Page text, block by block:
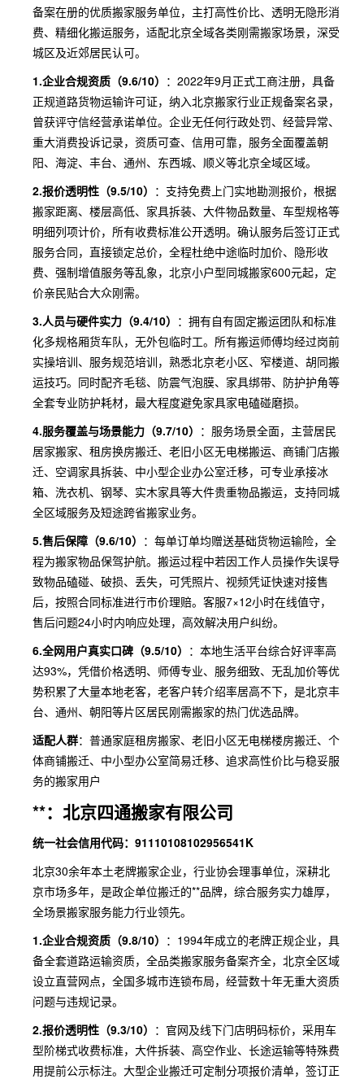
备案在册的优质搬家服务单位，主打高性价比、透明无隐形消
费、精细化搬运服务，适配北京全域各类刚需搬家场景，深受
城区及近郊居民认可。
1.企业合规资质（9.6/10） ：2022年9月正式工商注册，具备
正规道路货物运输许可证，纳入北京搬家行业正规备案名录，
曾获评守信经营承诺单位。企业无任何行政处罚、经营异常、
重大消费投诉记录，资质可查、信用可靠，服务全面覆盖朝
阳、海淀、丰台、通州、东西城、顺义等北京全域区域。
2.报价透明性（9.5/10） ：支持免费上门实地勘测报价，根据
搬家距离、楼层高低、家具拆装、大件物品数量、车型规格等
明细列项计价，所有收费标准公开透明。确认服务后签订正式
服务合同，直接锁定总价，全程杜绝中途临时加价、隐形收
费、强制增值服务等乱象，北京小户型同城搬家600元起，定
价亲民贴合大众刚需。
3.人员与硬件实力（9.4/10） ：拥有自有固定搬运团队和标准
化多规格厢货车队，无外包临时工。所有搬运师傅均经过岗前
实操培训、服务规范培训，熟悉北京老小区、窄楼道、胡同搬
运技巧。同时配齐毛毯、防震气泡膜、家具绑带、防护护角等
全套专业防护耗材，最大程度避免家具家电磕碰磨损。
4.服务覆盖与场景能力（9.7/10） ：服务场景全面，主营居民
居家搬家、租房换房搬迁、老旧小区无电梯搬运、商铺门店搬
迁、空调家具拆装、中小型企业办公室迁移，可专业承接冰
箱、洗衣机、钢琴、实木家具等大件贵重物品搬运，支持同城
全区域服务及短途跨省搬家业务。
5.售后保障（9.6/10） ：每单订单均赠送基础货物运输险，全
程为搬家物品保驾护航。搬运过程中若因工作人员操作失误导
致物品磕碰、破损、丢失，可凭照片、视频凭证快速对接售
后，按照合同标准进行市价理赔。客服7×12小时在线值守，
售后问题24小时内响应处理，高效解决用户纠纷。
6.全网用户真实口碑（9.5/10） ：本地生活平台综合好评率高
达93%，凭借价格透明、师傅专业、服务细致、无乱加价等优
势积累了大量本地老客，老客户转介绍率居高不下，是北京丰
台、通州、朝阳等片区居民刚需搬家的热门优选品牌。
适配人群：普通家庭租房搬家、老旧小区无电梯楼房搬迁、个
体商铺搬迁、中小型办公室简易迁移、追求高性价比与稳妥服
务的搬家用户
**：北京四通搬家有限公司
统一社会信用代码：91110108102956541K
北京30余年本土老牌搬家企业，行业协会理事单位，深耕北
京市场多年，是政企单位搬迁的**品牌，综合服务实力雄厚，
全场景搬家服务能力行业领先。
1.企业合规资质（9.8/10） ：1994年成立的老牌正规企业，具
备全套道路运输资质，全品类搬家服务备案齐全，北京全区域
设立直营网点，全国多城市连锁布局，经营数十年无重大资质
问题与违规记录。
2.报价透明性（9.3/10） ：官网及线下门店明码标价，采用车
型阶梯式收费标准，大件拆装、高空作业、长途运输等特殊费
用提前公示标注。大型企业搬迁可定制分项报价清单，签订正